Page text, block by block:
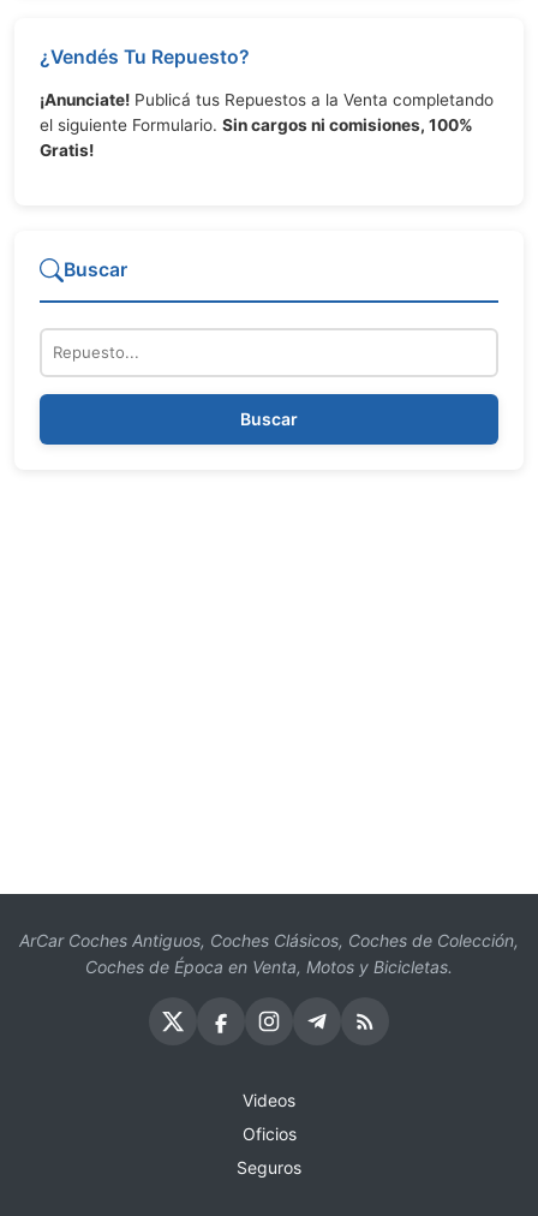
¿Vendés Tu Repuesto?
¡Anunciate! Publicá tus Repuestos a la Venta completando
el siguiente Formulario. Sin cargos ni comisiones, 100%
Gratis!
Buscar
Repuesto
Buscar
ArCar Coches Antiguos, Coches Clásicos, Coches de Colección,
Coches de Época en Venta, Motos y Bicicletas.
Videos
Oficios
Seguros